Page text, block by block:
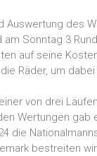
Auswertung des
am Sonntag 3
auf seine
Räder, um
von drei
Wertungen
die
bestreiten